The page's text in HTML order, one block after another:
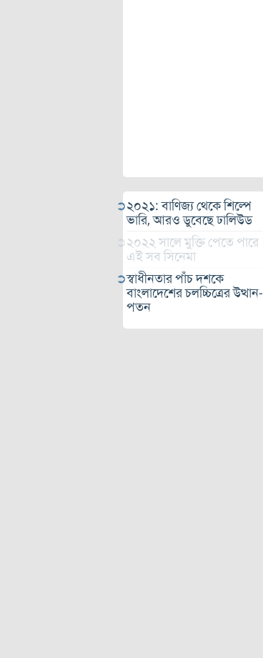
২০২১: বাণিজ্য থেকে শিল্পে
ভারি, আরও ডুবেছে ঢালিউড
২০২২ সালে মুক্তি পেতে পারে
এই সব সিনেমা
স্বাধীনতার পাঁচ দশকে
বাংলাদেশের চলচ্চিত্রের উত্থান-
পতন